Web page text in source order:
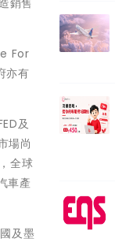
For
亦有
及
場尚
全球
車產
及墨